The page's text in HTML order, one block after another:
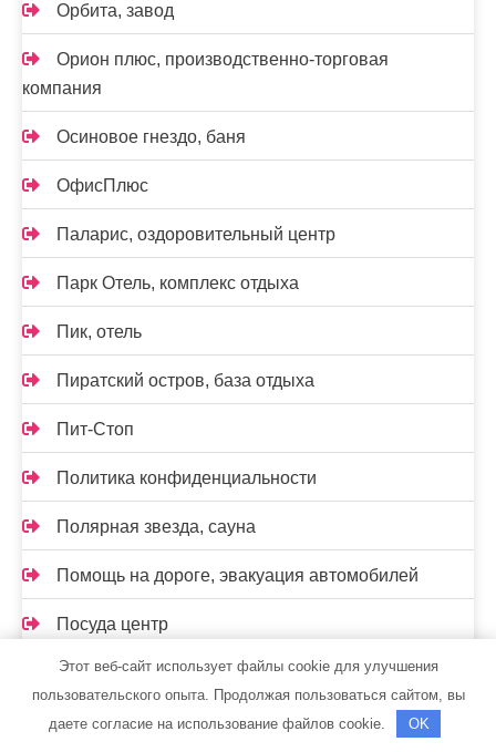
Орбита, завод
Орион плюс, производственно-торговая
компания
Осиновое гнездо, баня
ОфисПлюс
Паларис, оздоровительный центр
Парк Отель, комплекс отдыха
Пик, отель
Пиратский остров, база отдыха
Пит-Стоп
Политика конфиденциальности
Полярная звезда, сауна
Помощь на дороге, эвакуация автомобилей
Посуда центр
Прайм, автокомплекс
Промхим
Этот веб-сайт использует файлы cookie для улучшения
пользовательского опыта. Продолжая пользоваться сайтом, вы
даете согласие на использование файлов cookie.
OK